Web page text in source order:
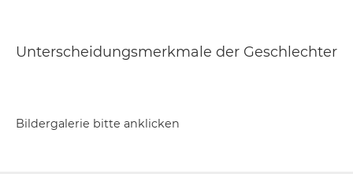
Unterscheidungsmerkmale der Geschlechter
Bildergalerie bitte anklicken